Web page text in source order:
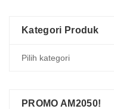
Kategori Produk
PROMO AM2050!